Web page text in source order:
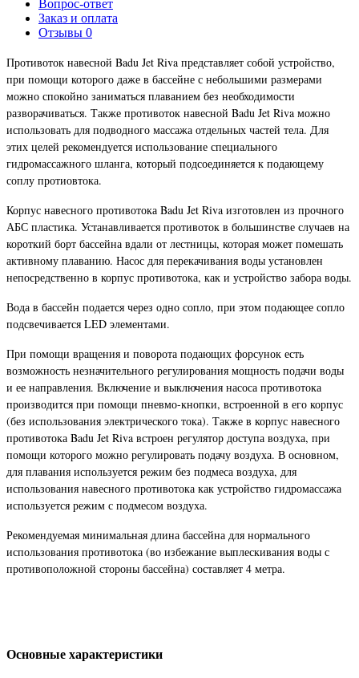
Вопрос-ответ
Заказ и оплата
Отзывы 0
Противоток навесной Badu Jet Riva представляет собой устройство,
при помощи которого даже в бассейне с небольшими размерами
можно спокойно заниматься плаванием без необходимости
разворачиваться. Также противоток навесной Badu Jet Riva можно
использовать для подводного массажа отдельных частей тела. Для
этих целей рекомендуется использование специального
гидромассажного шланга, который подсоединяется к подающему
соплу протиовтока.
Корпус навесного противотока Badu Jet Riva изготовлен из прочного
АБС пластика. Устанавливается противоток в большинстве случаев на
короткий борт бассейна вдали от лестницы, которая может помешать
активному плаванию. Насос для перекачивания воды установлен
непосредственно в корпус противотока, как и устройство забора воды.
Вода в бассейн подается через одно сопло, при этом подающее сопло
подсвечивается LED элементами.
При помощи вращения и поворота подающих форсунок есть
возможность незначительного регулирования мощность подачи воды
и ее направления. Включение и выключения насоса противотока
производится при помощи пневмо-кнопки, встроенной в его корпус
(без использования электрического тока). Также в корпус навесного
противотока Badu Jet Riva встроен регулятор доступа воздуха, при
помощи которого можно регулировать подачу воздуха. В основном,
для плавания используется режим без подмеса воздуха, для
использования навесного противотока как устройство гидромассажа
используется режим с подмесом воздуха.
Рекомендуемая минимальная длина бассейна для нормального
использования противотока (во избежание выплескивания воды с
противоположной стороны бассейна) составляет 4 метра.
Основные характеристики